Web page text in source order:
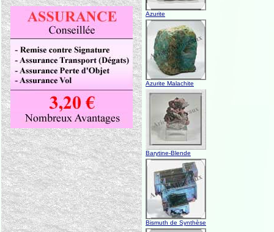
Azurite
Azurite Malachite
Barytine-Blende
Bismuth de Synthèse